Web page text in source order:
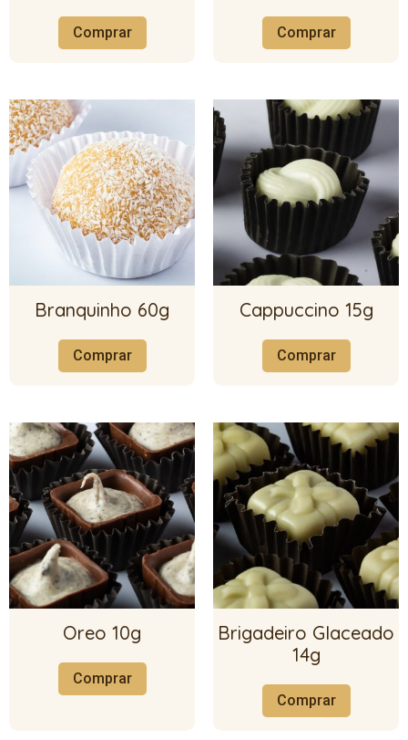
Comprar Comprar
Branquinho 60g
Comprar
Cappuccino 15g
Comprar
Oreo 10g
Comprar
Brigadeiro Glaceado
14g
Comprar